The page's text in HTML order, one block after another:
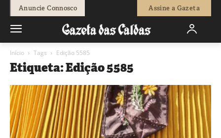
Anuncie Connosco Assine a Gazeta
Início Tags Edição 5585
Etiqueta: Edição 5585